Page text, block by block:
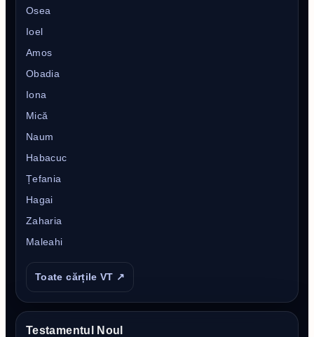
Osea
Ioel
Amos
Obadia
Iona
Mică
Naum
Habacuc
Țefania
Hagai
Zaharia
Maleahi
Toate cărțile VT ↗
Testamentul Noul